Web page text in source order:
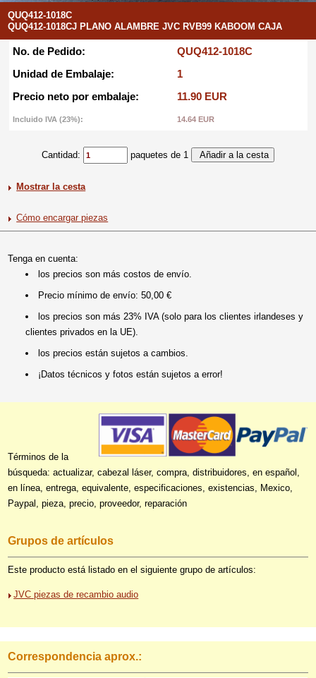
QUQ412-1018C
QUQ412-1018CJ PLANO ALAMBRE JVC RVB99 KABOOM CAJA
No. de Pedido:
QUQ412-1018C
Unidad de Embalaje:
1
Precio neto por embalaje:
11.90 EUR
Incluido IVA (23%): 14.64 EUR
Cantidad: paquetes de 1
Mostrar la cesta
Cómo encargar piezas
Tenga en cuenta:
los precios son más costos de envío.
Precio mínimo de envío: 50,00 €
los precios son más 23% IVA (solo para los clientes irlandeses y
clientes privados en la UE).
los precios están sujetos a cambios.
¡Datos técnicos y fotos están sujetos a error!
Términos de la
búsqueda: actualizar, cabezal láser, compra, distribuidores, en español,
en línea, entrega, equivalente, especificaciones, existencias, Mexico,
Paypal, pieza, precio, proveedor, reparación
Grupos de artículos
Este producto está listado en el siguiente grupo de artículos:
JVC piezas de recambio audio
Correspondencia aprox.: